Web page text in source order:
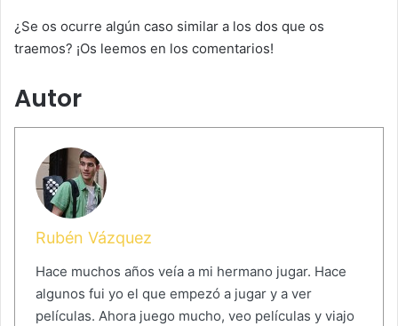
¿Se os ocurre algún caso similar a los dos que os
traemos? ¡Os leemos en los comentarios!
Autor
Rubén Vázquez
Hace muchos años veía a mi hermano jugar. Hace
algunos fui yo el que empezó a jugar y a ver
películas. Ahora juego mucho, veo películas y viajo